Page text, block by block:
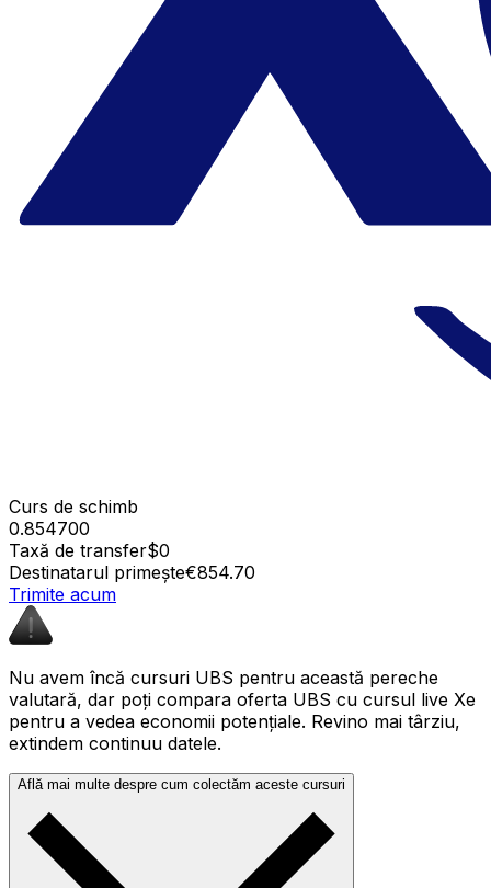
Curs de schimb
0.854700
Taxă de transfer$0
Destinatarul primește€854.70
Trimite acum
Nu avem încă cursuri UBS pentru această pereche
valutară, dar poți compara oferta UBS cu cursul live Xe
pentru a vedea economii potențiale. Revino mai târziu,
extindem continuu datele.
Află mai multe despre cum colectăm aceste cursuri